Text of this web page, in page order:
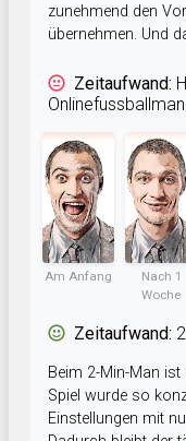
zunehmend den
übernehmen. Und
Zeitaufwand:
Am Anfang
Nach 1
Woche
Zeitaufwand:
Beim 2-Min-Man
Spiel wurde so
Einstellungen mit